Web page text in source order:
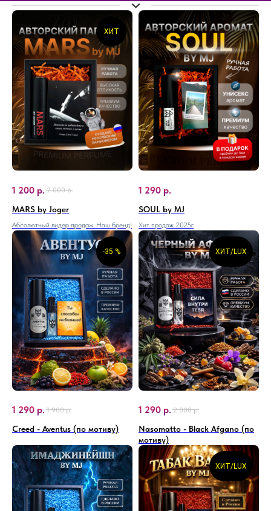
ХИТ
1 200 р. 2 000 р.
MARS by Joger
Абсолютный лидер продаж. Наш бренд!
1 290 р.
SOUL by MJ
Хит продаж 2025г
-35 %
1 290 р. 1 900 р.
Creed - Aventus (по мотиву)
ХИТ/LUX
1 290 р. 2 000 р.
Nasomatto - Black Afgano (по
мотиву)
ХИТ/LUX